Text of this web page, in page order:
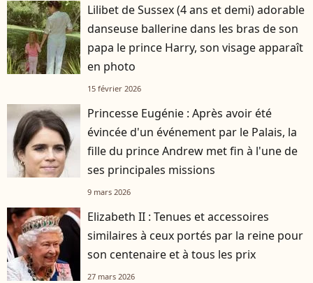
Lilibet de Sussex (4 ans et demi) adorable
danseuse ballerine dans les bras de son
papa le prince Harry, son visage apparaît
en photo
15 février 2026
Princesse Eugénie : Après avoir été
évincée d'un événement par le Palais, la
fille du prince Andrew met fin à l'une de
ses principales missions
9 mars 2026
Elizabeth II : Tenues et accessoires
similaires à ceux portés par la reine pour
son centenaire et à tous les prix
27 mars 2026